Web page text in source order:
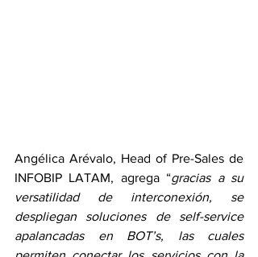
Angélica Arévalo, Head of Pre-Sales de
INFOBIP LATAM, agrega “gracias a su
versatilidad de interconexión, se
despliegan soluciones de self-service
apalancadas en BOT’s, las cuales